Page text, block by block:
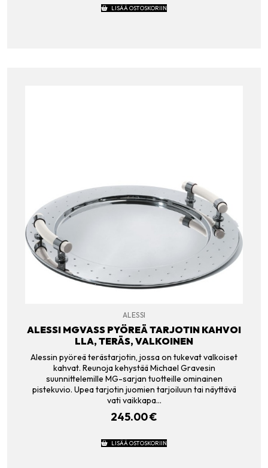
LISÄÄ OSTOSKORIIN
ALESSI
ALESSI MGVASS PYÖREÄ TARJOTIN KAHVOI
LLA, TERÄS, VALKOINEN
Alessin pyöreä terästarjotin, jossa on tukevat valkoiset
kahvat. Reunoja kehystää Michael Gravesin
suunnittelemille MG-sarjan tuotteille ominainen
pistekuvio. Upea tarjotin juomien tarjoiluun tai näyttävä
vati vaikkapa…
245.00€
LISÄÄ OSTOSKORIIN